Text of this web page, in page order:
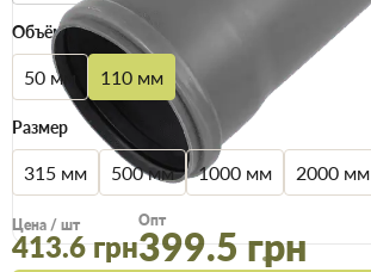
Объём
50 мм 110 мм
Размер
315 мм 500 мм 1000 мм 2000 мм
Цена / шт
413.6 грн
Опт
399.5 грн